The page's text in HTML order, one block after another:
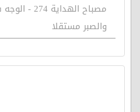
مصباح
والصبر مستقلا